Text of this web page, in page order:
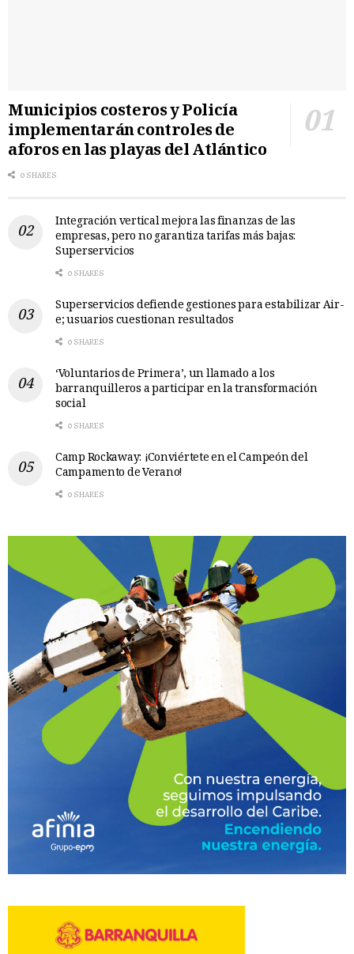
Municipios costeros y Policía
implementarán controles de
aforos en las playas del Atlántico
0 SHARES
Integración vertical mejora las finanzas de las
empresas, pero no garantiza tarifas más bajas:
Superservicios
0 SHARES
Superservicios defiende gestiones para estabilizar Air-
e; usuarios cuestionan resultados
0 SHARES
‘Voluntarios de Primera’, un llamado a los
barranquilleros a participar en la transformación
social
0 SHARES
Camp Rockaway: ¡Conviértete en el Campeón del
Campamento de Verano!
0 SHARES